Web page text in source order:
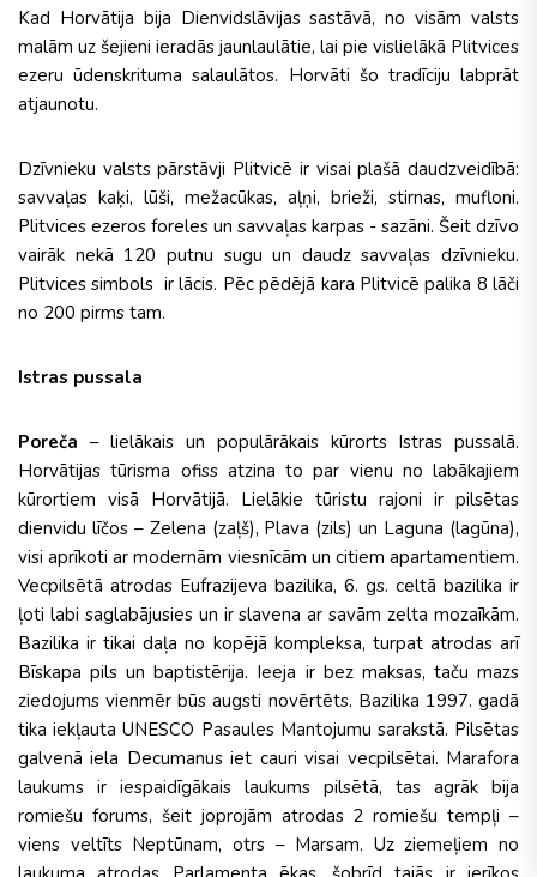
Kad Horvātija bija Dienvidslāvijas sastāvā, no visām valsts
malām uz šejieni ieradās jaunlaulātie, lai pie vislielākā Plitvices
ezeru ūdenskrituma salaulātos. Horvāti šo tradīciju labprāt
atjaunotu.
Dzīvnieku valsts pārstāvji Plitvicē ir visai plašā daudzveidībā:
savvaļas kaķi, lūši, mežacūkas, aļņi, brieži, stirnas, mufloni.
Plitvices ezeros foreles un savvaļas karpas - sazāni. Šeit dzīvo
vairāk nekā 120 putnu sugu un daudz savvaļas dzīvnieku.
Plitvices simbols ir lācis. Pēc pēdējā kara Plitvicē palika 8 lāči
no 200 pirms tam.
Istras pussala
Poreča – lielākais un populārākais kūrorts Istras pussalā.
Horvātijas tūrisma ofiss atzina to par vienu no labākajiem
kūrortiem visā Horvātijā. Lielākie tūristu rajoni ir pilsētas
dienvidu līčos – Zelena (zaļš), Plava (zils) un Laguna (lagūna),
visi aprīkoti ar modernām viesnīcām un citiem apartamentiem.
Vecpilsētā atrodas Eufrazijeva bazilika, 6. gs. celtā bazilika ir
ļoti labi saglabājusies un ir slavena ar savām zelta mozaīkām.
Bazilika ir tikai daļa no kopējā kompleksa, turpat atrodas arī
Bīskapa pils un baptistērija. Ieeja ir bez maksas, taču mazs
ziedojums vienmēr būs augsti novērtēts. Bazilika 1997. gadā
tika iekļauta UNESCO Pasaules Mantojumu sarakstā. Pilsētas
galvenā iela Decumanus iet cauri visai vecpilsētai. Marafora
laukums ir iespaidīgākais laukums pilsētā, tas agrāk bija
romiešu forums, šeit joprojām atrodas 2 romiešu tempļi –
viens veltīts Neptūnam, otrs – Marsam. Uz ziemeļiem no